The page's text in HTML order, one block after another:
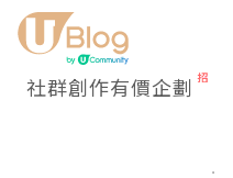
社群創作有價企劃